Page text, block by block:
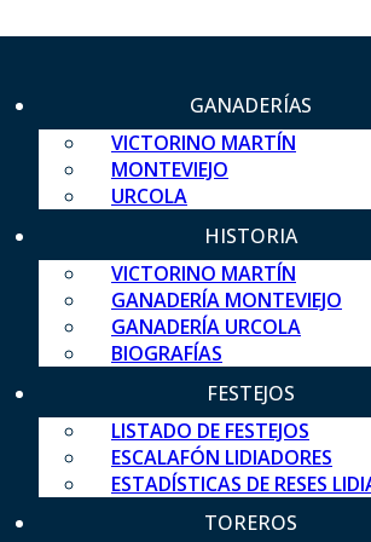
GANADERÍAS
VICTORINO MARTÍN
MONTEVIEJO
URCOLA
HISTORIA
VICTORINO MARTÍN
GANADERÍA MONTEVIEJO
GANADERÍA URCOLA
BIOGRAFÍAS
FESTEJOS
LISTADO DE FESTEJOS
ESCALAFÓN LIDIADORES
ESTADÍSTICAS DE RESES
TOREROS